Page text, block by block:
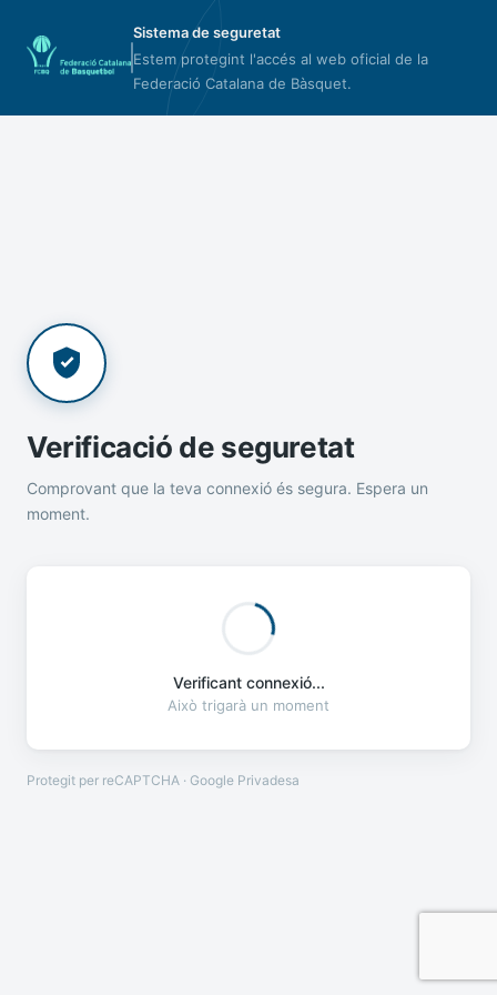
Sistema de seguretat
Estem protegint l'accés al web oficial de la
Federació Catalana de Bàsquet.
Verificació de seguretat
Comprovant que la teva connexió és segura. Espera un
moment.
Verificant connexió...
Això trigarà un moment
Protegit per reCAPTCHA · Google Privadesa